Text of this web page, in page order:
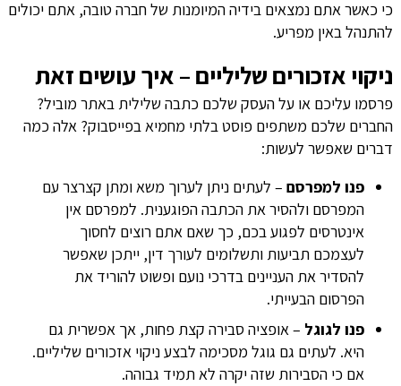
כי כאשר אתם נמצאים בידיה המיומנות של חברה טובה, אתם יכולים
להתנהל באין מפריע.
ניקוי אזכורים שליליים – איך עושים זאת
פרסמו עליכם או על העסק שלכם כתבה שלילית באתר מוביל?
החברים שלכם משתפים פוסט בלתי מחמיא בפייסבוק? אלה כמה
דברים שאפשר לעשות:
פנו למפרסם– לעתים ניתן לערוך משא ומתן קצרצר עם
המפרסם ולהסיר את הכתבה הפוגענית. למפרסם אין
אינטרסים לפגוע בכם, כך שאם אתם רוצים לחסוך
לעצמכם תביעות ותשלומים לעורך דין, ייתכן שאפשר
להסדיר את העניינים בדרכי נועם ופשוט להוריד את
הפרסום הבעייתי.
פנו לגוגל – אופציה סבירה קצת פחות, אך אפשרית גם
היא. לעתים גם גוגל מסכימה לבצע ניקוי אזכורים שליליים.
אם כי הסבירות שזה יקרה לא תמיד גבוהה.